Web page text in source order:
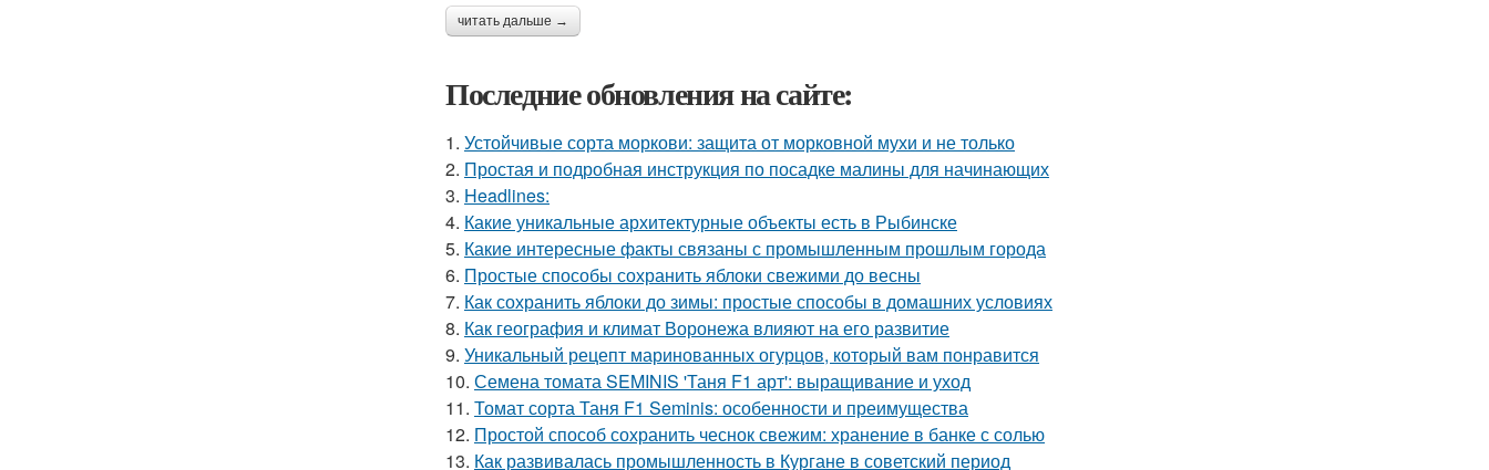
читать дальше →
Последние обновления на сайте:
1. Устойчивые сорта моркови: защита от морковной мухи и не только
2. Простая и подробная инструкция по посадке малины для начинающих
3. Headlines:
4. Какие уникальные архитектурные объекты есть в Рыбинске
5. Какие интересные факты связаны с промышленным прошлым города
6. Простые способы сохранить яблоки свежими до весны
7. Как сохранить яблоки до зимы: простые способы в домашних условиях
8. Как география и климат Воронежа влияют на его развитие
9. Уникальный рецепт маринованных огурцов, который вам понравится
10. Семена томата SEMINIS 'Таня F1 арт': выращивание и уход
11. Томат сорта Таня F1 Seminis: особенности и преимущества
12. Простой способ сохранить чеснок свежим: хранение в банке с солью
13. Как развивалась промышленность в Кургане в советский период